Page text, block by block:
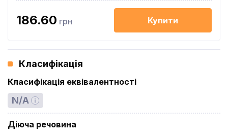
186.60 грн Купити
Класифікація
Класифікація еквівалентності
N/A
Діюча речовина